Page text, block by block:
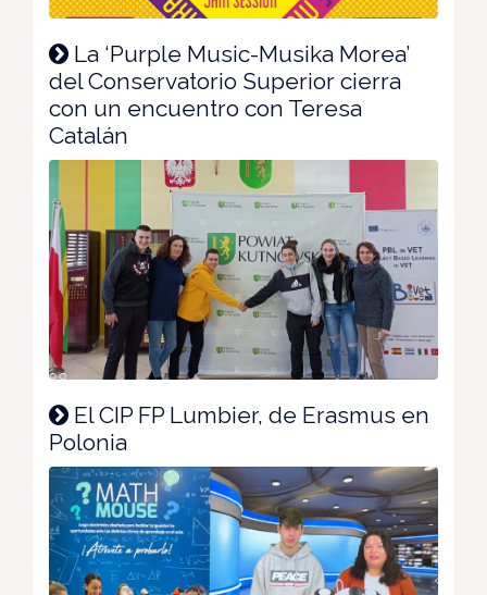
La ‘Purple Music-Musika Morea’
del Conservatorio Superior cierra
con un encuentro con Teresa
Catalán
El CIP FP Lumbier, de Erasmus en
Polonia